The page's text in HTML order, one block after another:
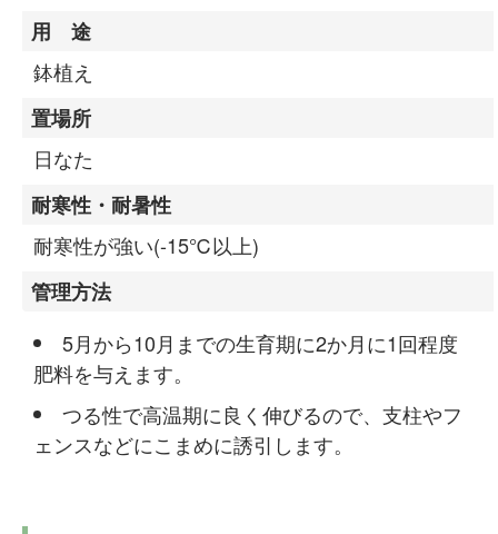
用 途
鉢植え
置場所
日なた
耐寒性・耐暑性
耐寒性が強い(-15℃以上)
管理方法
5月から10月までの生育期に2か月に1回程度
肥料を与えます。
つる性で高温期に良く伸びるので、支柱やフ
ェンスなどにこまめに誘引します。